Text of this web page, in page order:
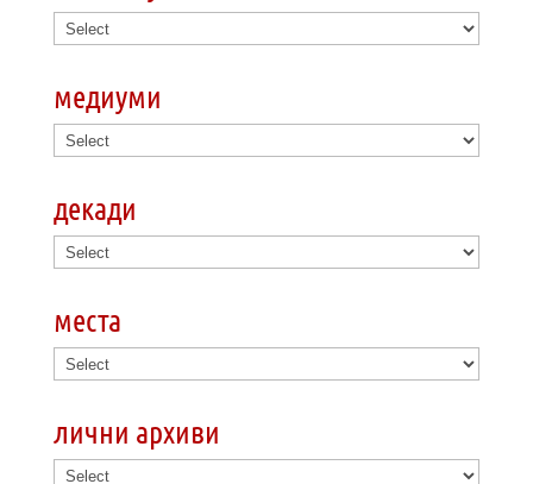
медиуми
декади
места
лични архиви